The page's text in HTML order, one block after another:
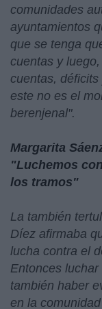
comunidades
ayuntamientos
que se tenga
cuentas y
cuentas,
este no es el
berenjenal".
Margarita
"Luchemos
los tramos"
La también
Díez afirmaba
lucha contra el
Entonces
también haber
en la